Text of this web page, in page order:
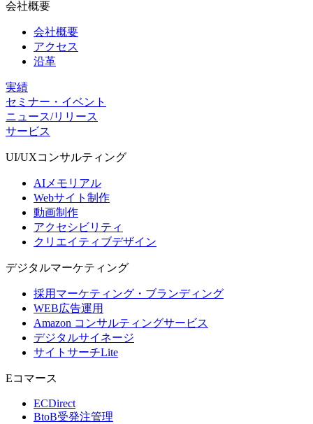
会社概要
会社概要
アクセス
沿革
実績
セミナー・イベント
ニュース/リリース
サービス
UI/UXコンサルティング
AIメモリアル
Webサイト制作
動画制作
アクセシビリティ
クリエイティブデザイン
デジタルマーケティング
採用マーケティング・ブランディング
WEB広告運用
Amazon コンサルティングサービス
デジタルサイネージ
サイトサーチLite
Eコマース
ECDirect
BtoB受発注管理